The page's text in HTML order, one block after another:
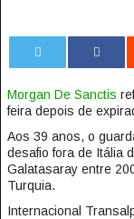
Morgan De Sanctis
feira depois de
Aos 39 anos, o
desafio fora de Itália
Galatasaray entre
Turquia.
Internacional